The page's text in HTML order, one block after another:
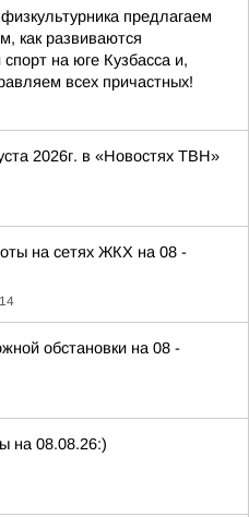
предлагаем
как развиваются
на юге Кузбасса и,
всех причастных!
2026г. в «Новостях ТВН»
на сетях ЖКХ на 08 -
обстановки на 08 -
на 08.08.26:)